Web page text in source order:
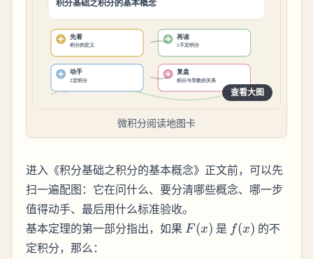
查看大图
微积分阅读地图卡
进入《积分基础之积分的基本概念》正文前，可以先
扫一遍配图：它在问什么、要分清哪些概念、哪一步
值得动手、最后用什么标准验收。
基本定理的第一部分指出，如果 F(x)
F (x) 是 f(x)
f(x) 的不
定积分，那么：